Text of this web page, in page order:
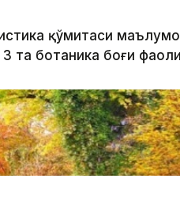
қўмитаси
та ботаника боғи